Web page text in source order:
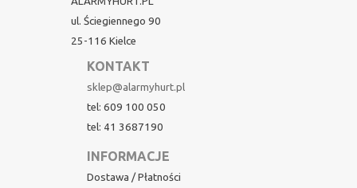
ul. Ściegiennego 90
25-116 Kielce
KONTAKT
sklep@alarmyhurt.pl
tel: 609 100 050
tel: 41 3687190
INFORMACJE
Dostawa / Płatności